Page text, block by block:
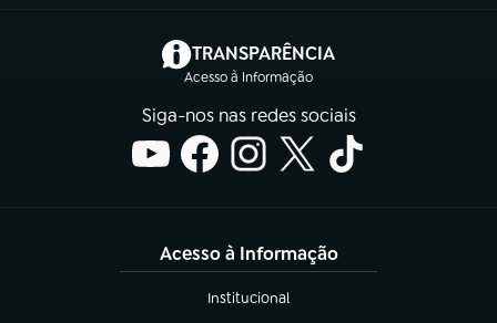
TRANSPARÊNCIA
Acesso à Informação
(abre em nova aba)
Siga-nos nas redes sociais
Acesso à Informação
Institucional
(abre em nova aba)